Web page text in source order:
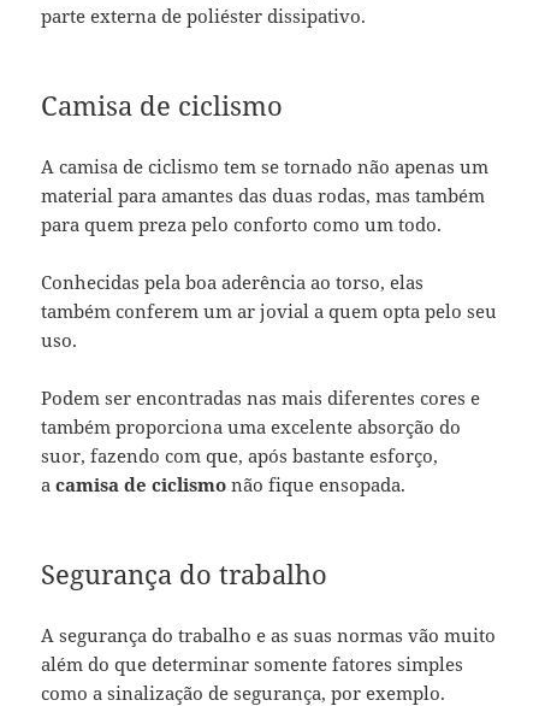
parte externa de poliéster dissipativo.
Camisa de ciclismo
A camisa de ciclismo tem se tornado não apenas um
material para amantes das duas rodas, mas também
para quem preza pelo conforto como um todo.
Conhecidas pela boa aderência ao torso, elas
também conferem um ar jovial a quem opta pelo seu
uso.
Podem ser encontradas nas mais diferentes cores e
também proporciona uma excelente absorção do
suor, fazendo com que, após bastante esforço,
acamisa de ciclismo não fique ensopada.
Segurança do trabalho
A segurança do trabalho e as suas normas vão muito
além do que determinar somente fatores simples
como a sinalização de segurança, por exemplo.